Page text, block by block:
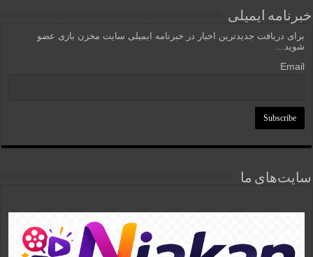
خبرنامه ایمیلی
برای دریافت جدیدترین اخبار در خبرنامه ایمیلی سایت مخزن بازی عضو
شوید...
Email
سایت‌های ما